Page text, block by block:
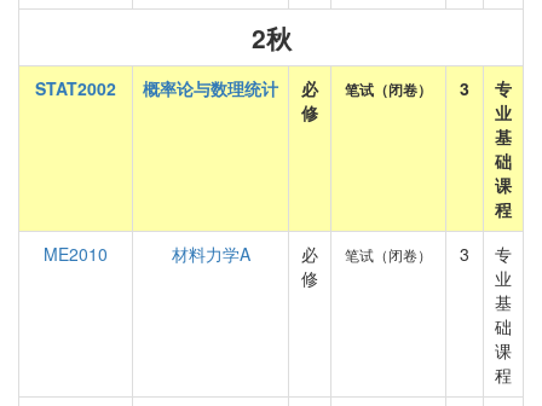
2秋
STAT2002 概率论与数理统计
必
修
笔试（闭卷） 3
专
业
基
础
课
程
ME2010
材料力学A
必
修
笔试（闭卷） 3
专
业
基
础
课
程